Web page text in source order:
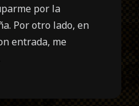
por la
Por otro lado, en
entrada, me